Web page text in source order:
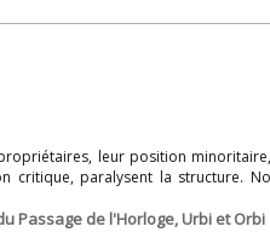
leur position
critique, paralysent la structure.
Passage de l'Horloge, Urbi et Orbi